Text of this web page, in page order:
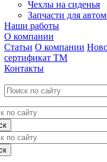
Чехлы на сиденья
Запчасти для
Наши работы
О компании
Статьи О компании
сертификат ТМ
Контакты